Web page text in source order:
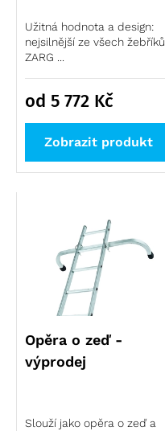
Užitná hodnota a design:
nejsilnější ze všech žebříků
ZARG ...
od 5 772 Kč
Zobrazit produkt
Opěra o zeď -
výprodej
Slouží jako opěra o zeď a